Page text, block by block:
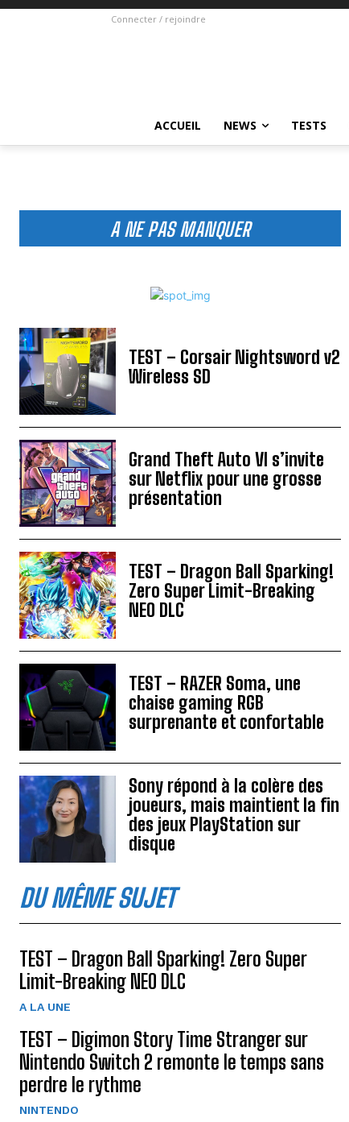
Connecter / rejoindre
ACCUEIL NEWS TESTS
A NE PAS MANQUER
TEST – Corsair Nightsword v2
Wireless SD
Grand Theft Auto VI s’invite
sur Netflix pour une grosse
présentation
TEST – Dragon Ball Sparking!
Zero Super Limit-Breaking
NEO DLC
TEST – RAZER Soma, une
chaise gaming RGB
surprenante et confortable
Sony répond à la colère des
joueurs, mais maintient la fin
des jeux PlayStation sur
disque
DU MÊME SUJET
TEST – Dragon Ball Sparking! Zero Super
Limit-Breaking NEO DLC
A LA UNE
TEST – Digimon Story Time Stranger sur
Nintendo Switch 2 remonte le temps sans
perdre le rythme
NINTENDO